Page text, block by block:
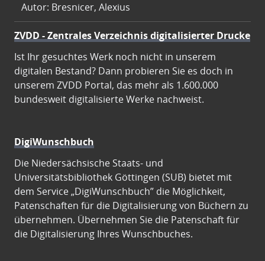
Autor: Bresnicer, Alexius
ZVDD - Zentrales Verzeichnis digitalisierter Drucke
Ist Ihr gesuchtes Werk noch nicht in unserem
digitalen Bestand? Dann probieren Sie es doch in
unserem ZVDD Portal, das mehr als 1.600.000
bundesweit digitalisierte Werke nachweist.
DigiWunschbuch
Die Niedersächsische Staats- und
Universitätsbibliothek Göttingen (SUB) bietet mit
dem Service „DigiWunschbuch” die Möglichkeit,
Patenschaften für die Digitalisierung von Büchern zu
übernehmen. Übernehmen Sie die Patenschaft für
die Digitalisierung Ihres Wunschbuches.